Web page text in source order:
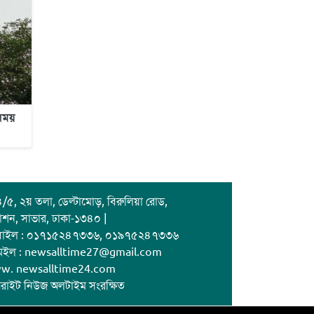
৫, ২য় তলা, ডেল্টামোড়, বিরুলিয়া রোড,
সাভার, ঢাকা-১৩৪০ |
: ০১৭১৫২৪৭৩৩৬, ০১৯৭৫২৪৭৩৩৬
: newsalltime27@gmail.com
newsalltime24.com
নিউজ অলটাইম সংরক্ষিত